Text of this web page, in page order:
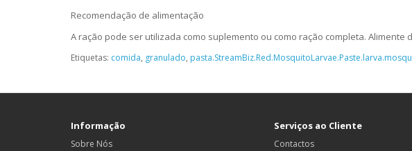
Recomendação de alimentação
A ração pode ser utilizada como suplemento ou como ração completa. Alimente
Etiquetas: comida, granulado,
Informação
Sobre Nós
Serviços ao Cliente
Contactos